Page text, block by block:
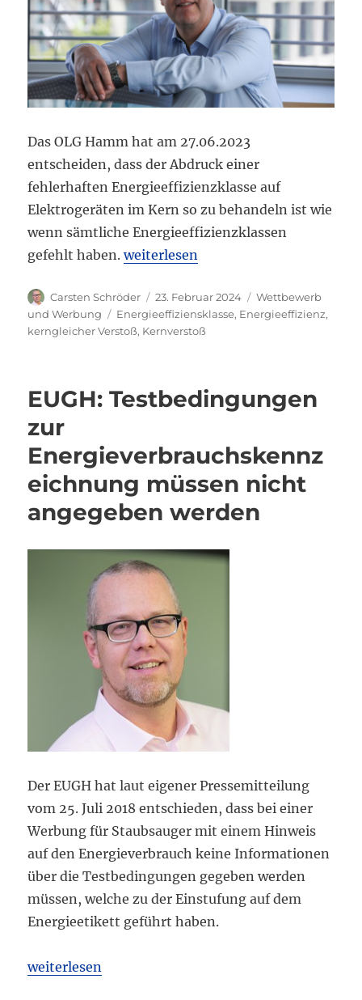
Das OLG Hamm hat am 27.06.2023
entscheiden, dass der Abdruck einer
fehlerhaften Energieeffizienzklasse auf
Elektrogeräten im Kern so zu behandeln ist wie
wenn sämtliche Energieeffizienzklassen
gefehlt haben.„OLG Hamm: Falsche
weiterlesen
Autor
Carsten Schröder
Veröffentlicht
am
23. Februar 2024 Kategorien
Wettbewerb
und Werbung
Schlagwörter
Energieeffiziensklasse, Energieeffizienz,
kerngleicher Verstoß, Kernverstoß
EUGH: Testbedingungen
zur
Energieverbrauchskennz
eichnung müssen nicht
angegeben werden
Der EUGH hat laut eigener Pressemitteilung
vom 25. Juli 2018 entschieden, dass bei einer
Werbung für Staubsauger mit einem Hinweis
auf den Energieverbrauch keine Informationen
über die Testbedingungen gegeben werden
müssen, welche zu der Einstufung auf dem
Energieetikett geführt haben.
„EUGH: Testbedingungen zur
weiterlesen